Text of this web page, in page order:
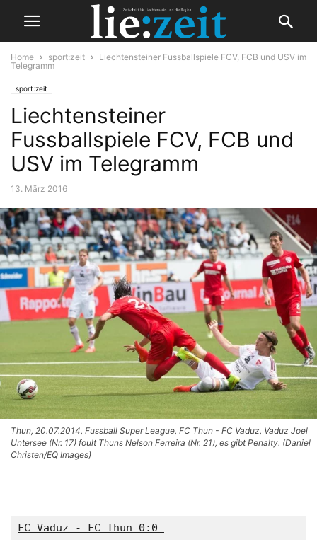
Home sport:zeit
Liechtensteiner Fussballspiele FCV, FCB und USV im
Telegramm
sport:zeit
Liechtensteiner
Fussballspiele FCV, FCB und
USV im Telegramm
13. März 2016
Thun, 20.07.2014, Fussball Super League, FC Thun - FC Vaduz, Vaduz Joel
Untersee (Nr. 17) foult Thuns Nelson Ferreira (Nr. 21), es gibt Penalty. (Daniel
Christen/EQ Images)
FC Vaduz - FC Thun 0:0